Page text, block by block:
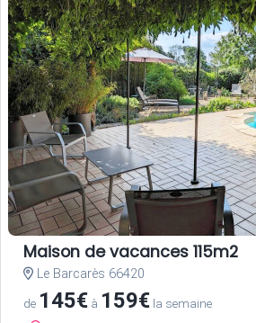
Maison de vacances 115m2
Le Barcarès 66420
de 145€ à 159€ la semaine